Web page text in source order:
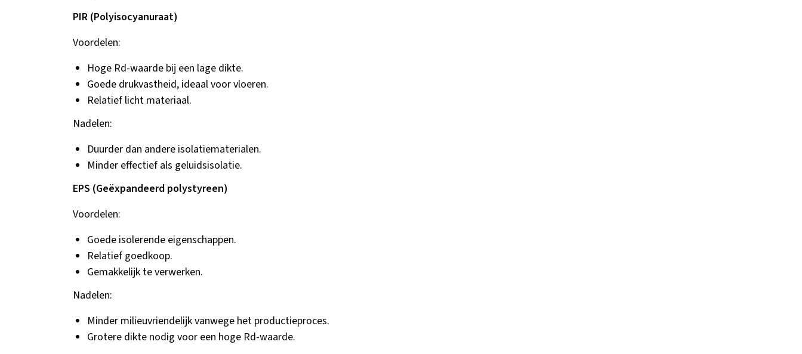
PIR (Polyisocyanuraat)
Voordelen:
Hoge Rd-waarde bij een lage dikte.
Goede drukvastheid, ideaal voor vloeren.
Relatief licht materiaal.
Nadelen:
Duurder dan andere isolatiematerialen.
Minder effectief als geluidsisolatie.
EPS (Geëxpandeerd polystyreen)
Voordelen:
Goede isolerende eigenschappen.
Relatief goedkoop.
Gemakkelijk te verwerken.
Nadelen:
Minder milieuvriendelijk vanwege het productieproces.
Grotere dikte nodig voor een hoge Rd-waarde.